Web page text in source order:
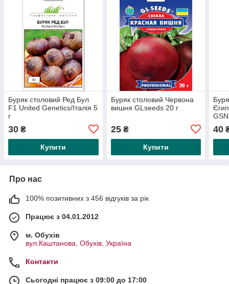
Буряк столовий Ред Бул
F1 United Genetics/Італія 5
г
30 ₴
Купити
Буряк столовий Червона
вишня GLseeds 20 г
25₴
Купити
40
Про нас
100% позитивних з 456 відгуків за рік
Працює з 04.01.2012
м. Обухів
вул.Каштанова, Обухів, Україна
Контакти
Сьогодні працює з 09:00 до 17:00